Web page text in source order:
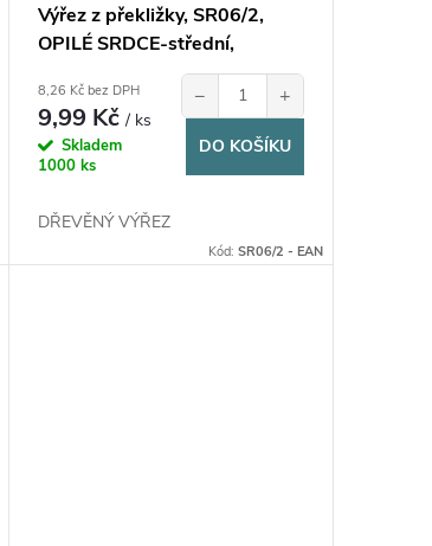
Výřez z překližky, SR06/2,
OPILÉ SRDCE-střední,
8,26 Kč bez DPH
9,99 Kč/ ks
Skladem
1000 ks
− +
DO KOŠÍKU
DŘEVĚNÝ VÝŘEZ
Kód: SR06/2 - EAN